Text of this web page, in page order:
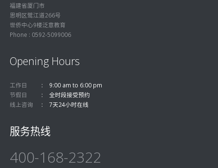
福建省厦门市
思明区鹭江道266号
世侨中心9楼泛意教育
Phone : 0592-5099006
Opening Hours
工作日
9:00 am to 6:00 pm
节假日
全时段接受预约
线上咨询
7天24小时在线
服务热线
400-168-2322